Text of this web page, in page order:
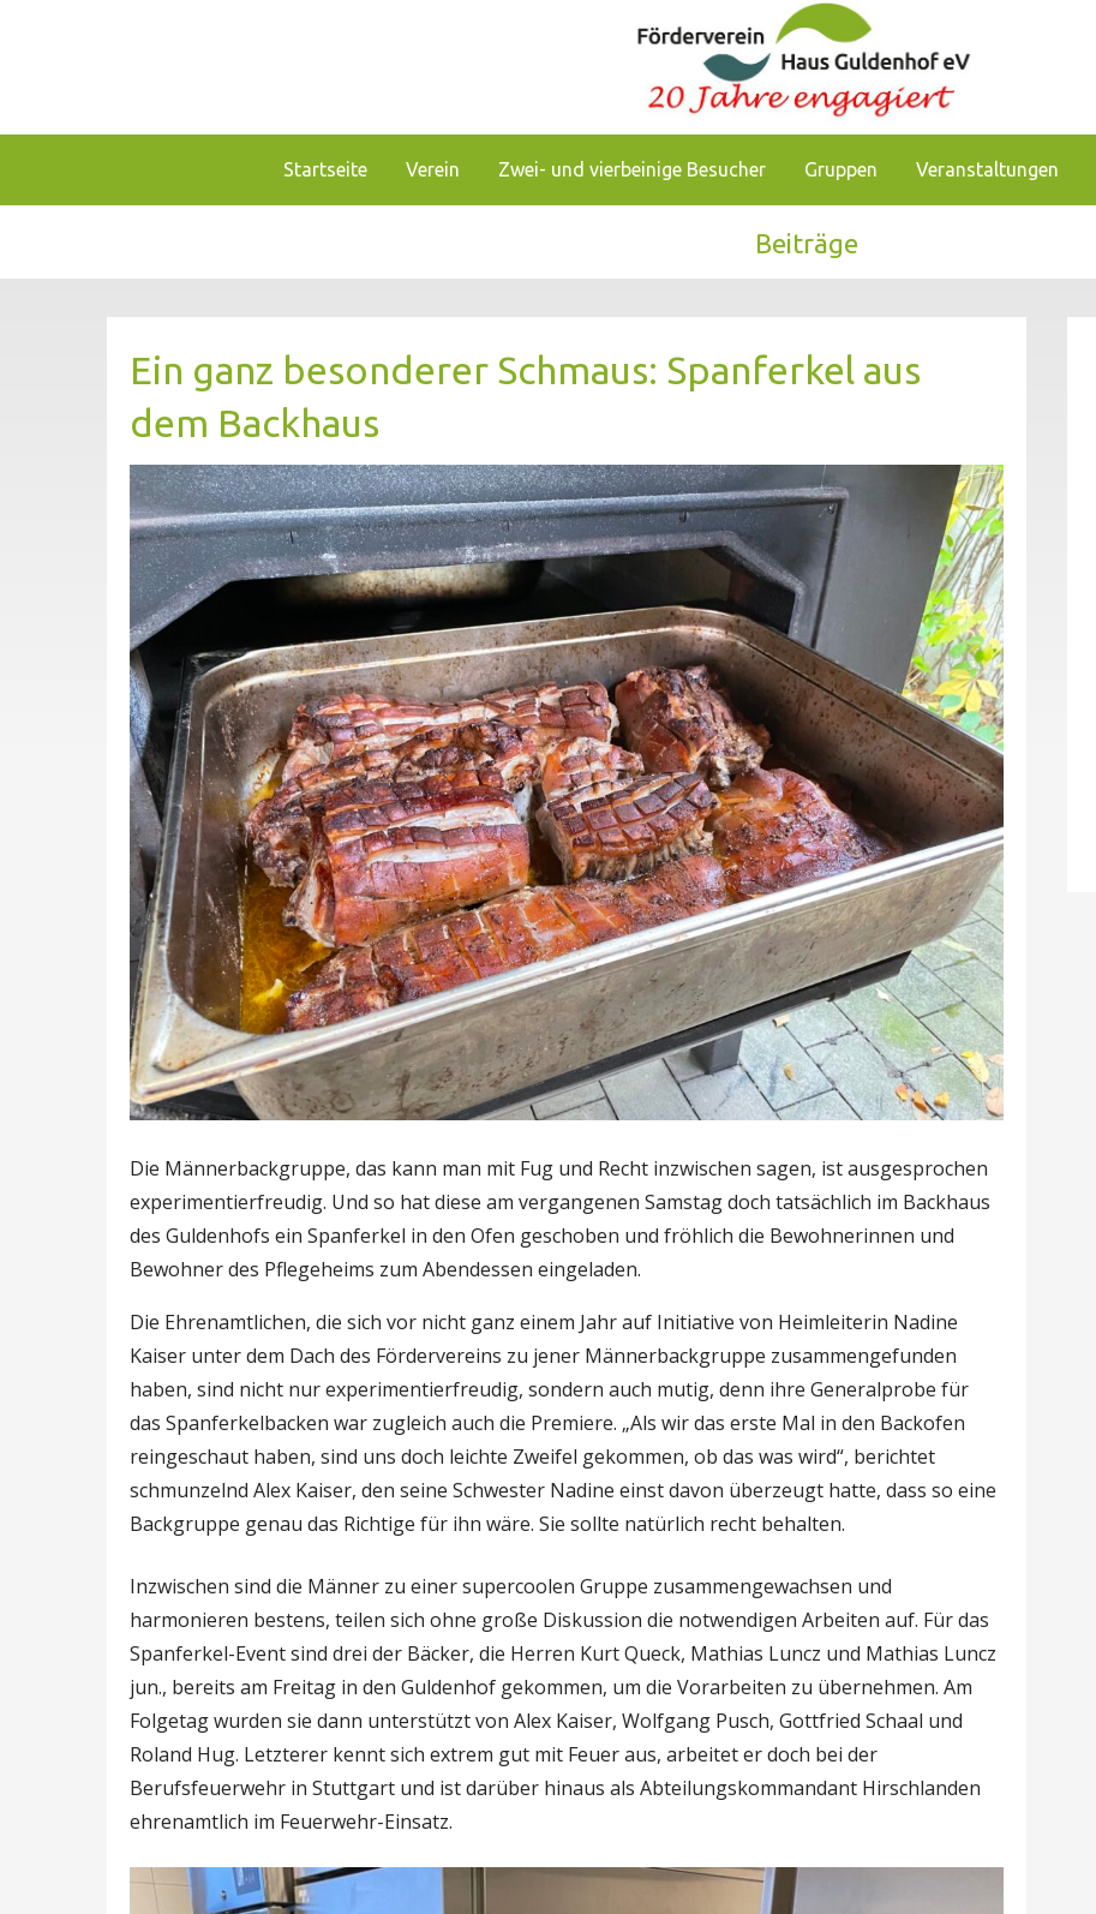
Förderverein Haus Guldenhof
Startseite Verein Zwei- und vierbeinige Besucher Gruppen Veranstaltungen
Beiträge
Ein ganz besonderer Schmaus: Spanferkel aus
dem Backhaus
Die Männerbackgruppe, das kann man mit Fug und Recht inzwischen sagen, ist ausgesprochen
experimentierfreudig. Und so hat diese am vergangenen Samstag doch tatsächlich im Backhaus
des Guldenhofs ein Spanferkel in den Ofen geschoben und fröhlich die Bewohnerinnen und
Bewohner des Pflegeheims zum Abendessen eingeladen.
Die Ehrenamtlichen, die sich vor nicht ganz einem Jahr auf Initiative von Heimleiterin Nadine
Kaiser unter dem Dach des Fördervereins zu jener Männerbackgruppe zusammengefunden
haben, sind nicht nur experimentierfreudig, sondern auch mutig, denn ihre Generalprobe für
das Spanferkelbacken war zugleich auch die Premiere. „Als wir das erste Mal in den Backofen
reingeschaut haben, sind uns doch leichte Zweifel gekommen, ob das was wird“, berichtet
schmunzelnd Alex Kaiser, den seine Schwester Nadine einst davon überzeugt hatte, dass so eine
Backgruppe genau das Richtige für ihn wäre. Sie sollte natürlich recht behalten.
Inzwischen sind die Männer zu einer supercoolen Gruppe zusammengewachsen und
harmonieren bestens, teilen sich ohne große Diskussion die notwendigen Arbeiten auf. Für das
Spanferkel-Event sind drei der Bäcker, die Herren Kurt Queck, Mathias Luncz und Mathias Luncz
jun., bereits am Freitag in den Guldenhof gekommen, um die Vorarbeiten zu übernehmen. Am
Folgetag wurden sie dann unterstützt von Alex Kaiser, Wolfgang Pusch, Gottfried Schaal und
Roland Hug. Letzterer kennt sich extrem gut mit Feuer aus, arbeitet er doch bei der
Berufsfeuerwehr in Stuttgart und ist darüber hinaus als Abteilungskommandant Hirschlanden
ehrenamtlich im Feuerwehr-Einsatz.